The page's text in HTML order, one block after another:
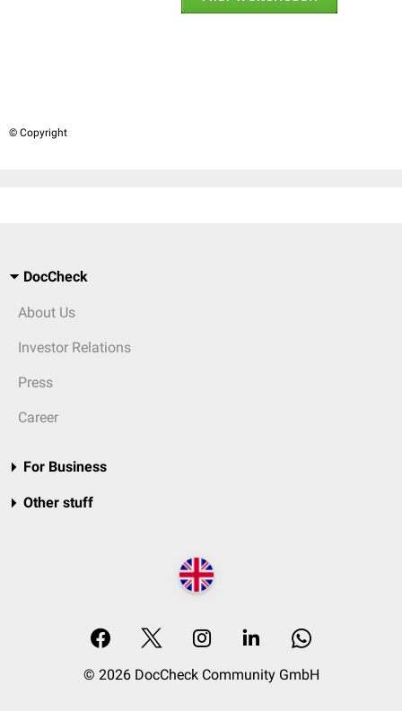
© Copyright
DocCheck
About Us
Investor Relations
Press
Career
For Business
Other stuff
© 2026 DocCheck Community GmbH